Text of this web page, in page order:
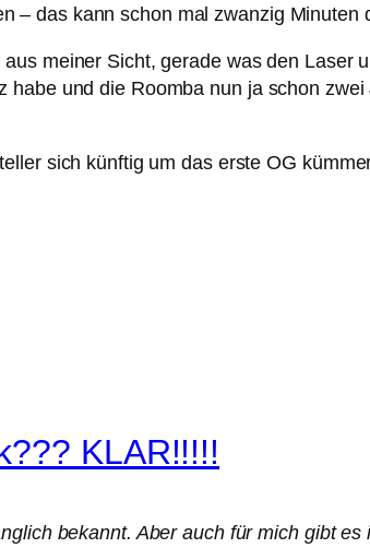
– das kann schon mal zwanzig
meiner Sicht, gerade was den
habe und die Roomba nun ja schon
sich künftig um das erste OG
KLAR!!!!!
bekannt. Aber auch für mich gibt